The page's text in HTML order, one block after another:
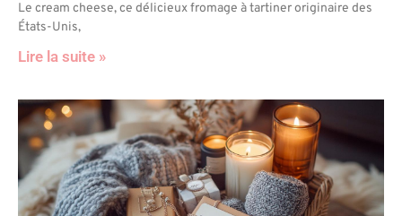
Le cream cheese, ce délicieux fromage à tartiner originaire des
États-Unis,
Lire la suite »